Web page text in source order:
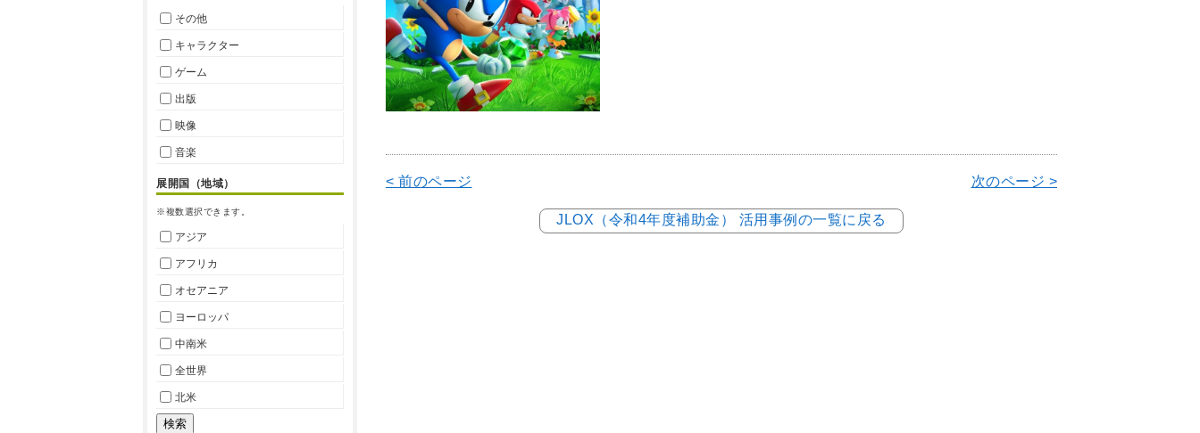
< 前のページ 次のページ >
JLOX（令和4年度補助金） 活用事例の一覧に戻る
その他
キャラクター
ゲーム
出版
映像
音楽
展開国（地域）
※複数選択できます。
アジア
アフリカ
オセアニア
ヨーロッパ
中南米
全世界
北米